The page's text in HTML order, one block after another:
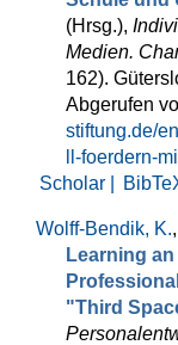
(Hrsg.),
Medien.
162).
Abgerufen
stiftung.de/
ll-foerdern-
Scholar |
Wolff-Bendik, K.
Learning
"Third